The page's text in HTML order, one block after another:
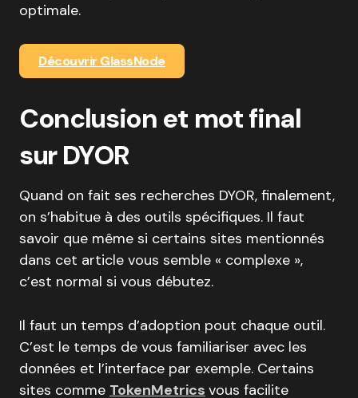
optimale.
Découvrir GlassNode
Conclusion et mot final
sur DYOR
Quand on fait ses recherches DYOR, finalement,
on s’habitue à des outils spécifiques. Il faut
savoir que même si certains sites mentionnés
dans cet article vous semble « complexe »,
c’est normal si vous débutez.
Il faut un temps d’adoption pout chaque outil.
C’est le temps de vous familiariser avec les
données et l’interface par exemple. Certains
sites comme TokenMetrics vous facilite